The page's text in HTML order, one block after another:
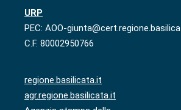
URP
PEC: AOO-
C.F. 80002950766
regione.basilicata.it
agr.regione.basilicata.it